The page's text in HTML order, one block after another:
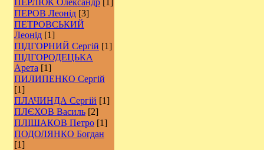
ПЕРЛЮК Олександр [1]
ПЕРОВ Леонід [3]
ПЕТРОВСЬКИЙ
Леонід [1]
ПІДГОРНИЙ Сергій [1]
ПІДГОРОДЕЦЬКА
Арета [1]
ПИЛИПЕНКО Сергій
[1]
ПЛАЧИНДА Сергій [1]
ПЛЄХОВ Василь [2]
ПЛІШАКОВ Петро [1]
ПОДОЛЯНКО Богдан
[1]